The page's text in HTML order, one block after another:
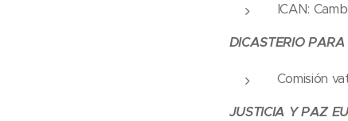
ICAN:
DICASTERIO
Comisión
JUSTICIA Y PAZ